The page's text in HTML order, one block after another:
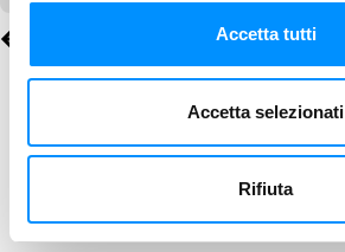
Accetta tutti
Accetta selezionati
Rifiuta